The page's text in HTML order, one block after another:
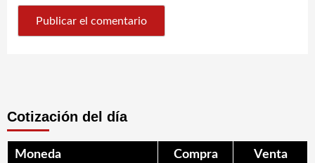
Cotización del día
Moneda Compra Venta